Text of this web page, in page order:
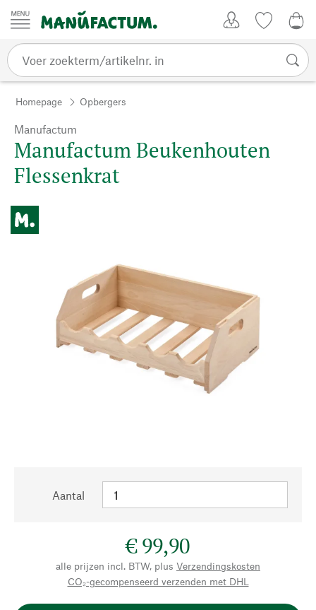
Passer au contenu
Homepage Opbergers
Manufactum
Manufactum Beukenhouten
Flessenkrat
Aantal
€ 99,90
alle prijzen incl. BTW, plus Verzendingskosten
CO₂-gecompenseerd verzenden met DHL